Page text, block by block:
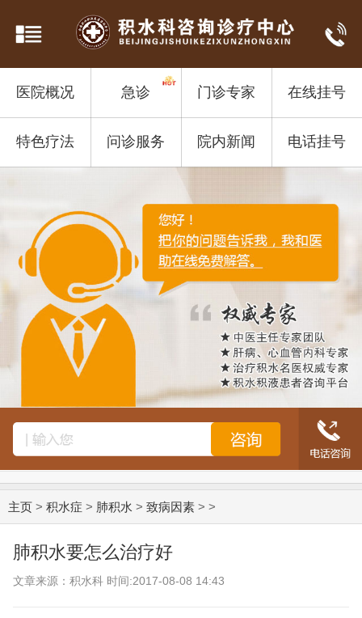
医院概况 急诊 门诊专家 在线挂号
特色疗法 问诊服务 院内新闻 电话挂号
主页 > 积水症 > 肺积水 > 致病因素 > >
肺积水要怎么治疗好
文章来源：积水科 时间:2017-08-08 14:43